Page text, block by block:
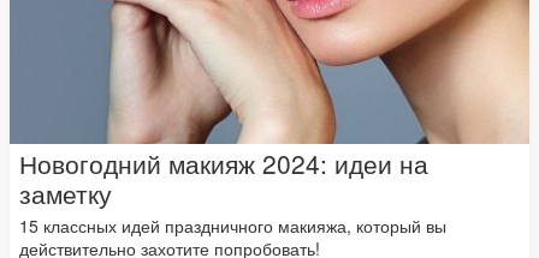
Новогодний макияж 2024: идеи на
заметку
15 классных идей праздничного макияжа, который вы
действительно захотите попробовать!